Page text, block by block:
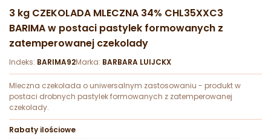
3 kg CZEKOLADA MLECZNA 34% CHL35XXC3
BARIMA w postaci pastylek formowanych z
zatemperowanej czekolady
Indeks: BARIMA92Marka: BARBARA LUIJCKX
Mleczna czekolada o uniwersalnym zastosowaniu - produkt w
postaci drobnych pastylek formowanych z zatemperowanej
czekolady.
Rabaty ilościowe